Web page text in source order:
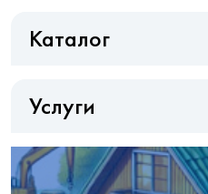
Каталог
Услуги